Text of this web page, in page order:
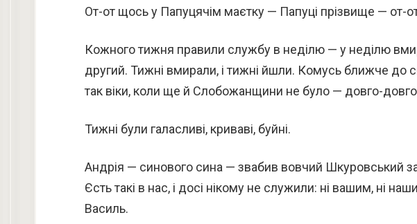
От-от щось у Папуцячім маєтку — Папуці прізвище — от-
Кожного тижня правили службу в неділю — у неділю
другий. Тижні вмирали, і тижні йшли. Комусь ближче до
так віки, коли ще й Слобожанщини не було — довго-
Тижні були галасливі, криваві, буйні.
Андрія — синового сина — звабив вовчий Шкуровський
Єсть такі в нас, і досі нікому не служили: ні вашим, ні
Василь.